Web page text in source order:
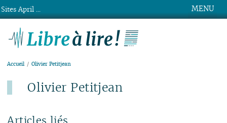
MENU
Accueil Olivier Petitjean
Olivier Petitjean
Articles liés
Sites April ...